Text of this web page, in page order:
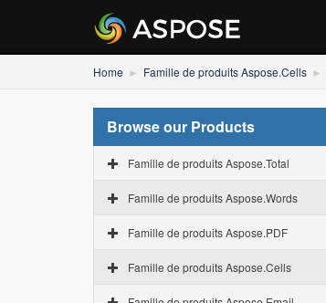
Home Famille de produits Aspose.Cells
Browse our Products
Famille de produits Aspose.Total
Famille de produits Aspose.Words
Famille de produits Aspose.PDF
Famille de produits Aspose.Cells